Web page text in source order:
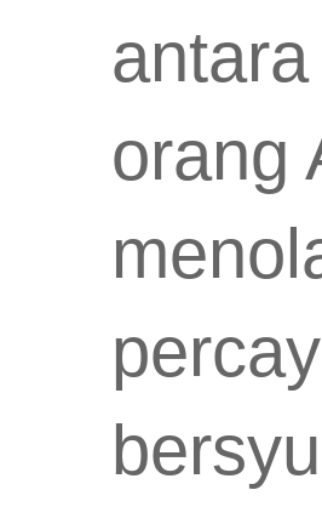
orang